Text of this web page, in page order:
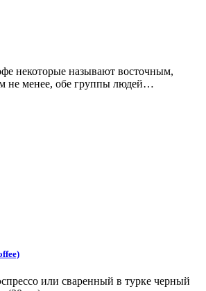
некоторые называют восточным,
не менее, обе группы людей…
или сваренный в турке черный